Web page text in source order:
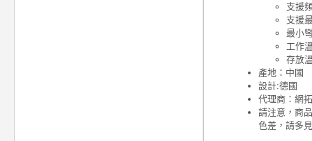
支援
支援
最小
工作
存放
產地：中國
設計:德國
代理商：網
請注意，商
色差，請多